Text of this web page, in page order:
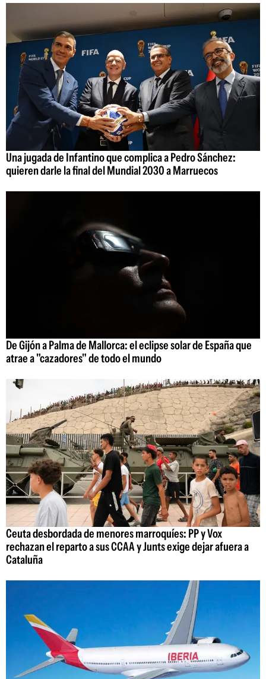
Una jugada de Infantino que complica a Pedro Sánchez:
quieren darle la final del Mundial 2030 a Marruecos
De Gijón a Palma de Mallorca: el eclipse solar de España que
atrae a "cazadores" de todo el mundo
Ceuta desbordada de menores marroquíes: PP y Vox
rechazan el reparto a sus CCAA y Junts exige dejar afuera a
Cataluña